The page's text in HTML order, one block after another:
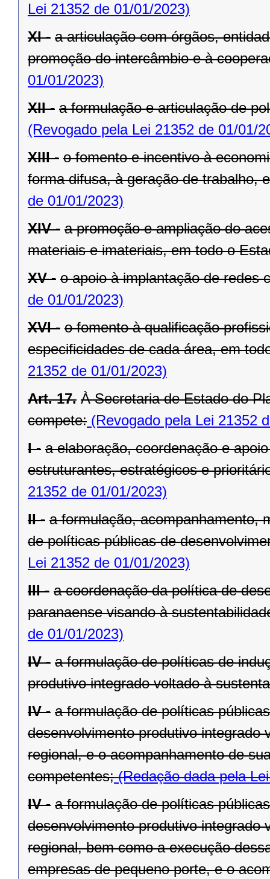
Lei 21352 de 01/01/2023)
XI - a articulação com órgãos,
promoção do intercâmbio e à
01/01/2023)
XII - a formulação e articulação de
(Revogado pela Lei 21352 de 01/01/
XIII - o fomento e incentivo à
forma difusa, à geração de trabalho,
de 01/01/2023)
XIV - a promoção e ampliação do
materiais e imateriais, em todo o
XV - o apoio à implantação de redes
de 01/01/2023)
XVI - o fomento à qualificação
especificidades de cada área, em
21352 de 01/01/2023)
Art. 17. À Secretaria de Estado do
compete: (Revogado pela Lei 21352
I - a elaboração, coordenação e
estruturantes, estratégicos e
21352 de 01/01/2023)
II - a formulação, acompanhamento,
de políticas públicas de
Lei 21352 de 01/01/2023)
III - a coordenação da política de
paranaense visando à
de 01/01/2023)
IV - a formulação de políticas de
produtivo integrado voltado à
IV - a formulação de políticas
desenvolvimento produtivo integrado
regional, e o acompanhamento de
competentes;(Redação dada pela
IV - a formulação de políticas
desenvolvimento produtivo integrado
regional, bem como a execução
empresas de pequeno porte, e o